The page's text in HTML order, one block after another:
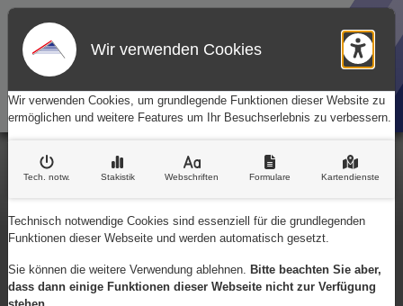
Kontaktinformationen
Rufen Sie uns an:
(0 24 61) 26 76
Schreiben Sie uns:
max.sporbert@t-online.de
Margaretenstraße 5
Wir verwenden Cookies
Wir verwenden Cookies, um grundlegende Funktionen dieser Website zu
ermöglichen und weitere Features um Ihr Besuchserlebnis zu verbessern.
Tech. notw. Stakistik Webschriften Formulare Kartendienste
Technisch notwendige Cookies sind essenziell für die grundlegenden
Funktionen dieser Webseite und werden automatisch gesetzt.
Sie können die weitere Verwendung ablehnen. Bitte beachten Sie aber,
dass dann einige Funktionen dieser Webseite nicht zur Verfügung